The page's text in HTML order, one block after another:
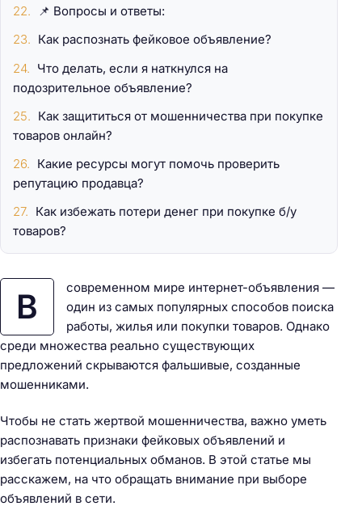
В
современном мире интернет-объявления —
один из самых популярных способов поиска
работы, жилья или покупки товаров. Однако
среди множества реально существующих
предложений скрываются фальшивые, созданные
мошенниками.
Чтобы не стать жертвой мошенничества, важно уметь
распознавать признаки фейковых объявлений и
избегать потенциальных обманов. В этой статье мы
расскажем, на что обращать внимание при выборе
объявлений в сети.
📌 Вопросы и ответы:
Как распознать фейковое объявление?
Что делать, если я наткнулся на
подозрительное объявление?
Как защититься от мошенничества при покупке
товаров онлайн?
Какие ресурсы могут помочь проверить
репутацию продавца?
Как избежать потери денег при покупке б/у
товаров?